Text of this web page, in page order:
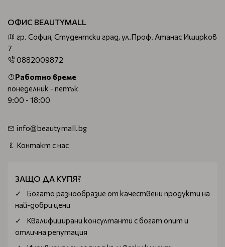
ОФИС BEAUTYMALL
гр. София, Студентски град, ул.Проф. Атанас Иширков
7
0882009872
Работно време
понеделник - петък
9:00 - 18:00
info@beautymall.bg
Контакт с нас
ЗАЩО ДА КУПЯ?
Богатo разнообразие от качествени продукти на
най-добри цени
Квалифицирани консултанти с богат опит и
отлична репутация